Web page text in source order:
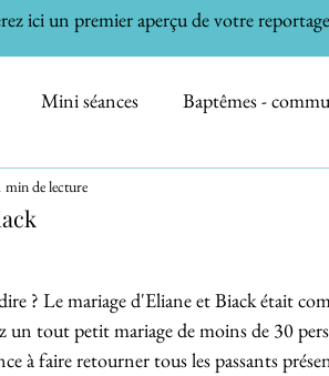
ici un premier aperçu de votre
Mini séances Baptêmes -
Informations
min de lecture
? Le mariage d'Eliane et Biack était
un tout petit mariage de moins de 30
à faire retourner tous les passants